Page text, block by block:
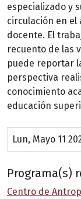
especializado y
circulación en el
docente. El
recuento de las
puede reportar
perspectiva
conocimiento
educación
Lun, Mayo 11
Programa(s)
Centro de